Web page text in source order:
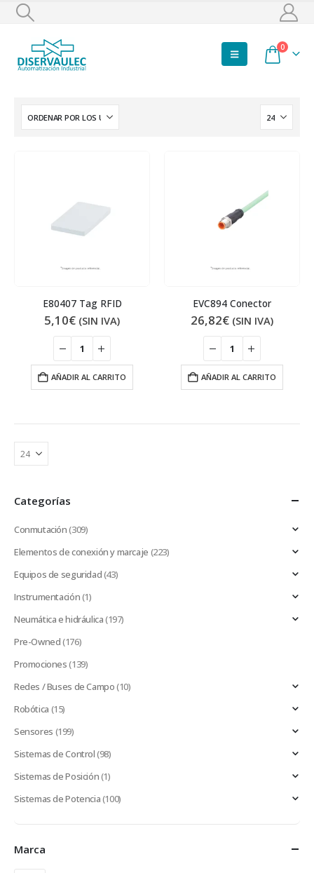
0
E80407 Tag RFID
5,10€ (SIN IVA)
AÑADIR AL CARRITO
EVC894 Conector
26,82€ (SIN IVA)
AÑADIR AL CARRITO
Categorías
Conmutación(309)
Elementos de conexión y marcaje (223)
Equipos de seguridad(43)
Instrumentación(1)
Neumática e hidráulica(197)
Pre-Owned(176)
Promociones(139)
Redes / Buses de Campo(10)
Robótica (15)
Sensores (199)
Sistemas de Control(98)
Sistemas de Posición(1)
Sistemas de Potencia(100)
Marca